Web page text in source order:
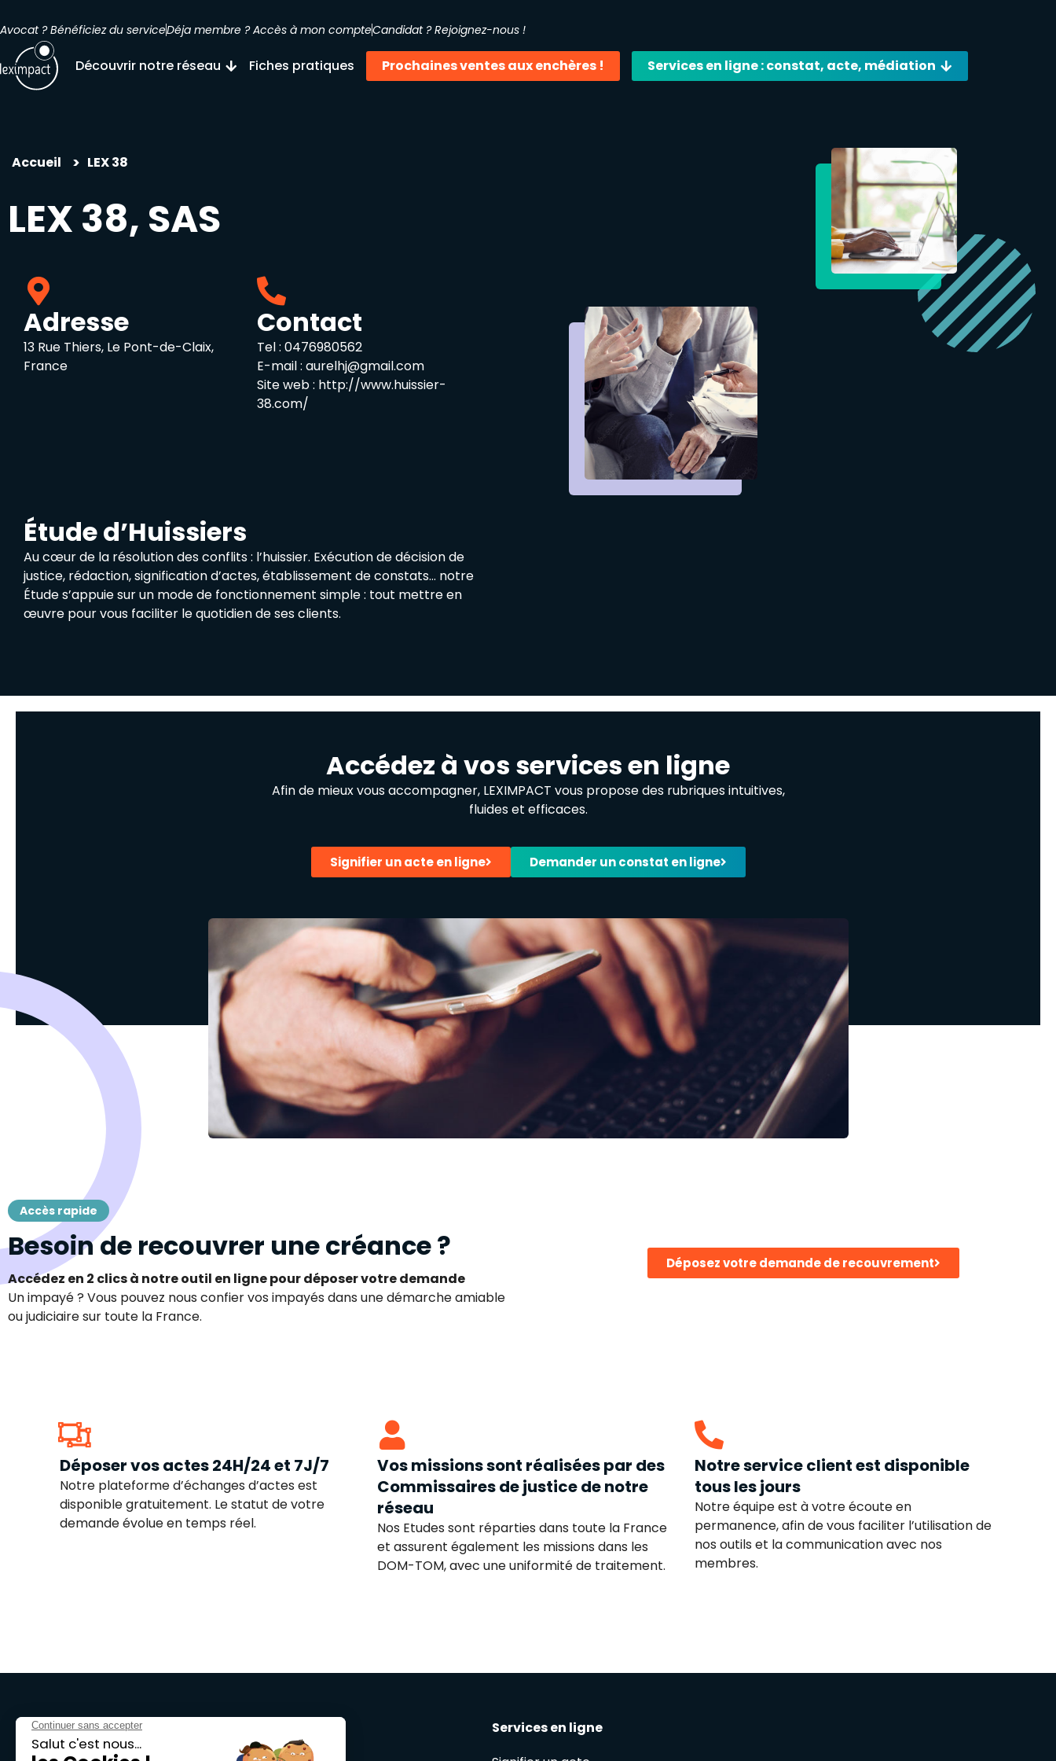
Avocat ? Bénéficiez du serviceDéja membre ? Accès à mon compteCandidat ? Rejoignez-nous !
Découvrir notre réseau Fiches pratiques Prochaines ventes aux enchères ! Services en ligne : constat, acte, médiation
Accueil > LEX 38
LEX 38, SAS
Adresse
13 Rue Thiers, Le Pont-de-Claix,
France
Contact
Tel : 0476980562
E-mail : aurelhj@gmail.com
Site web : http://www.huissier-
38.com/
Étude d’Huissiers
Au cœur de la résolution des conflits : l’huissier. Exécution de décision de
justice, rédaction, signification d’actes, établissement de constats… notre
Étude s’appuie sur un mode de fonctionnement simple : tout mettre en
œuvre pour vous faciliter le quotidien de ses clients.
Accédez à vos services en ligne
Afin de mieux vous accompagner, LEXIMPACT vous propose des rubriques intuitives,
fluides et efficaces.
Signifier un acte en ligne Demander un constat en ligne
Accès rapide
Besoin de recouvrer une créance ?
Accédez en 2 clics à notre outil en ligne pour déposer votre demande
Un impayé ? Vous pouvez nous confier vos impayés dans une démarche amiable
ou judiciaire sur toute la France.
Déposez votre demande de recouvrement
Déposer vos actes 24H/24 et 7J/7
Notre plateforme d’échanges d’actes est
disponible gratuitement. Le statut de votre
demande évolue en temps réel.
Vos missions sont réalisées par des
Commissaires de justice de notre
réseau
Nos Etudes sont réparties dans toute la France
et assurent également les missions dans les
DOM-TOM, avec une uniformité de traitement.
Notre service client est disponible
tous les jours
Notre équipe est à votre écoute en
permanence, afin de vous faciliter l’utilisation de
nos outils et la communication avec nos
membres.
Services en ligne